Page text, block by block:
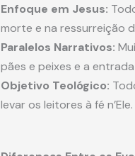
Enfoque em Jesus:
morte e na ressurreição
Paralelos Narrativos:
pães e peixes e a
Objetivo Teológico:
levar os leitores à fé n’Ele.